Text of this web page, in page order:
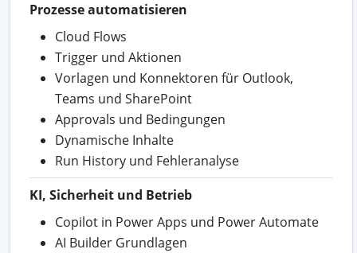
Prozesse automatisieren
Cloud Flows
Trigger und Aktionen
Vorlagen und Konnektoren für Outlook,
Teams und SharePoint
Approvals und Bedingungen
Dynamische Inhalte
Run History und Fehleranalyse
KI, Sicherheit und Betrieb
Copilot in Power Apps und Power Automate
AI Builder Grundlagen